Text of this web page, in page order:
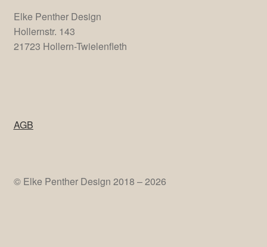
Elke Penther Design
Hollernstr. 143
21723 Hollern-Twielenfleth
AGB
© Elke Penther Design 2018 – 2026